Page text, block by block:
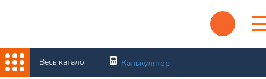
Весь каталог Калькулятор